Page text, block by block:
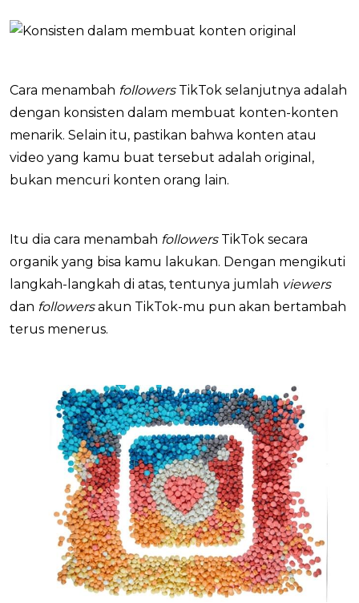
Cara menambah followersTikTok selanjutnya adalah
dengan konsisten dalam membuat konten-konten
menarik. Selain itu, pastikan bahwa konten atau
video yang kamu buat tersebut adalah original,
bukan mencuri konten orang lain.
Itu dia cara menambah followersTikTok secara
organik yang bisa kamu lakukan. Dengan mengikuti
langkah-langkah di atas, tentunya jumlah viewers
dan followersakun TikTok-mu pun akan bertambah
terus menerus.